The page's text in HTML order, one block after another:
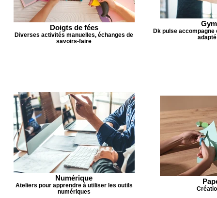
Doigts de fées
Diverses activités manuelles, échanges de
savoirs-faire
Dk pulse accompagne
Numérique
Ateliers pour apprendre à utiliser les outils
numériques